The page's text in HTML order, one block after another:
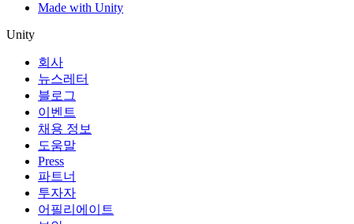
Made with Unity
Unity
회사
뉴스레터
블로그
이벤트
채용 정보
도움말
Press
파트너
투자자
어필리에이트